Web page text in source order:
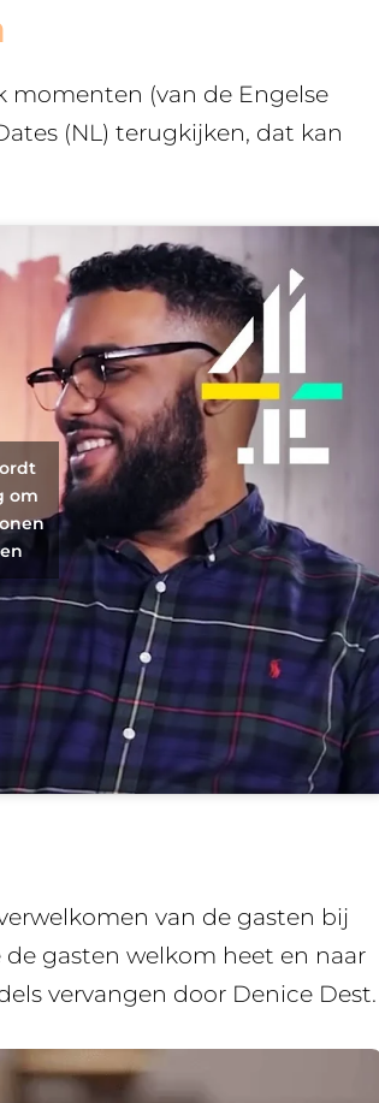
momenten (van de Engelse
(NL) terugkijken, dat kan
om
van de gasten bij
de gasten welkom heet en naar
vervangen door Denice Dest.